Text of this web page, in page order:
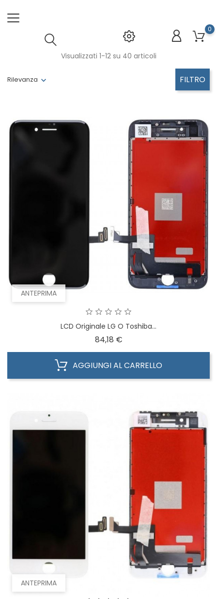
0
Rilevanza FILTRO
Visualizzati 1-12 su 40 articoli
ANTEPRIMA
LCD Originale LG O Toshiba...
84,18 €Prezzo
AGGIUNGI AL CARRELLO
ANTEPRIMA